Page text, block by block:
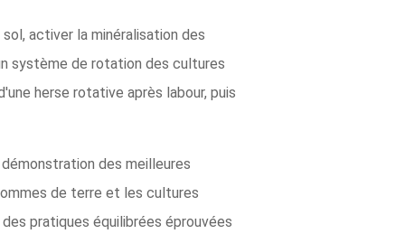
activer la minéralisation des
système de rotation des cultures
herse rotative après labour, puis
des meilleures
de terre et les cultures
pratiques équilibrées éprouvées